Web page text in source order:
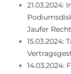
21.03.2024:
Jaufer
15.03.2024:
14.03.2024: